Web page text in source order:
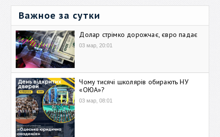
Важное за сутки
Долар стрімко дорожчає, євро падає
03 мар, 20:01
Чому тисячі школярів обирають НУ
«ОЮА»?
03 мар, 08:01